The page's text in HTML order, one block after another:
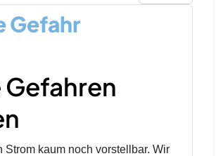
Gefahr
kaum noch vorstellbar. Wir